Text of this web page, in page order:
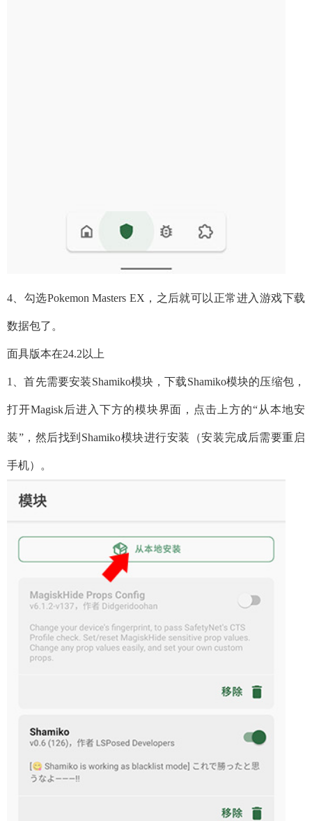
4、勾选Pokemon Masters EX，之后就可以正常进入游戏下载
数据包了。
面具版本在24.2以上
1、首先需要安装Shamiko模块，下载Shamiko模块的压缩包，
打开Magisk后进入下方的模块界面，点击上方的“从本地安
装”，然后找到Shamiko模块进行安装（安装完成后需要重启
手机）。